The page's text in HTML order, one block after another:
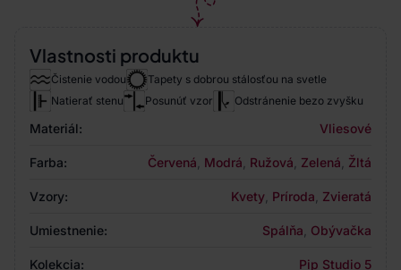
Vlastnosti produktu
Čistenie vodou
Tapety s dobrou stálosťou na svetle
Natierať stenu
Posunúť vzor Odstránenie bezo zvyšku
Materiál: Vliesové
Farba: Červená Modrá Ružová Zelená Žltá
Vzory: Kvety Príroda Zvieratá
Umiestnenie: Spálňa Obývačka
Kolekcia: Pip Studio 5